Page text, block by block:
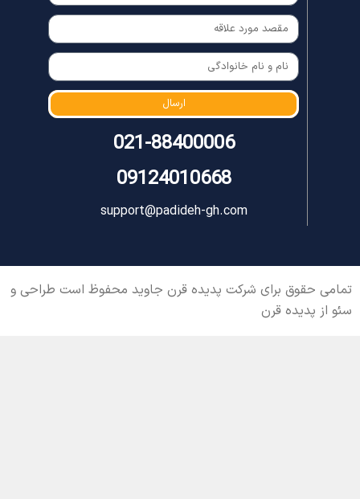
ارسال
021-88400006
09124010668
support@padideh-gh.com
تمامی حقوق برای شرکت پدیده قرن جاوید محفوظ است طراحی و
سئو از پدیده قرن